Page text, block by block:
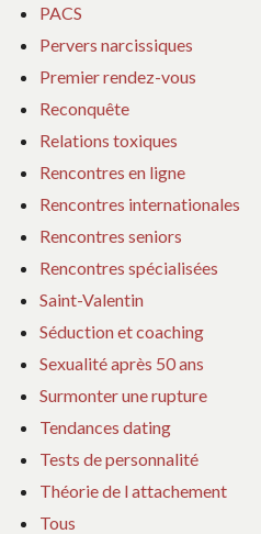
PACS
Pervers narcissiques
Premier rendez-vous
Reconquête
Relations toxiques
Rencontres en ligne
Rencontres internationales
Rencontres seniors
Rencontres spécialisées
Saint-Valentin
Séduction et coaching
Sexualité après 50 ans
Surmonter une rupture
Tendances dating
Tests de personnalité
Théorie de l attachement
Tous